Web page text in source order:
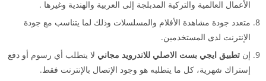
الأعمال العالمية والتركية المدبلجة إلى العربية والهندية وغيرها .
متعدد جودة مشاهدة الأفلام والمسلسلات وذلك لما يتناسب مع جودة
الإنترنت لدى المستخدمين.
إن تطبيق ايجي بست الاصلي للاندرويد مجاني لا يتطلب أي رسوم أو دفع
إستراك شهرية، كل ما يتطلبه هو وجود الإتصال بالإنترنت فقط.